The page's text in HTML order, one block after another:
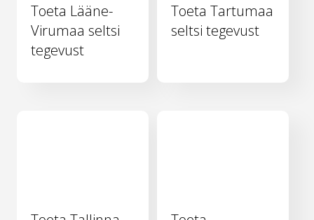
Toeta Lääne-
Virumaa seltsi
tegevust
Toeta Tartumaa
seltsi tegevust